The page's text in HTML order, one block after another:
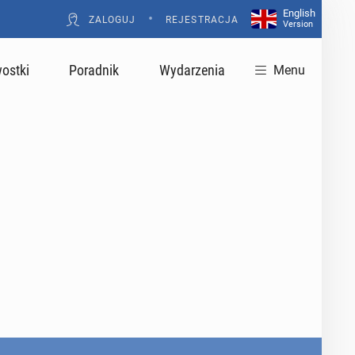
ZALOGUJ • REJESTRACJA
English
Version
Poradnik Wydarzenia Menu